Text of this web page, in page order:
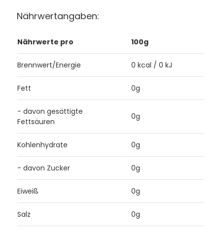
Nährwertangaben:
Nährwerte pro 100g
Brennwert/Energie 0 kcal / 0 kJ
Fett 0g
- davon gesättigte
Fettsäuren
0g
Kohlenhydrate 0g
- davon Zucker 0g
Eiweiß 0g
Salz 0g